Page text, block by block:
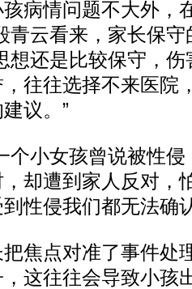
情问题不大外，
青云看来，家长保
想还是比较保守，
往往选择不来医院
议。”
小女孩曾说被性侵
却遭到家人反对，
性侵我们都无法确
点对准了事件处
这往往会导致小孩